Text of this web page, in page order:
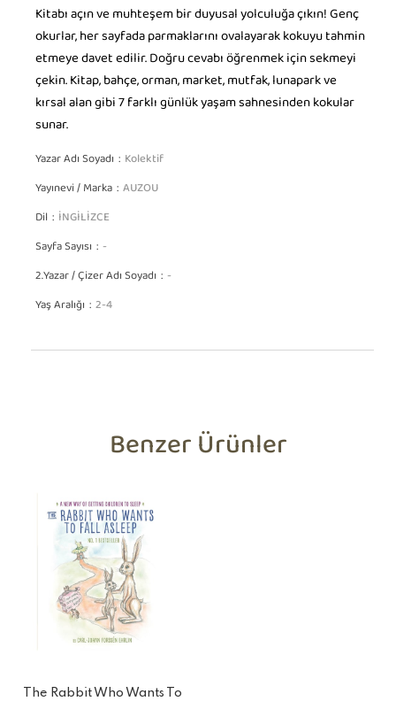
Kitabı açın ve muhteşem bir duyusal yolculuğa çıkın! Genç
okurlar, her sayfada parmaklarını ovalayarak kokuyu tahmin
etmeye davet edilir. Doğru cevabı öğrenmek için sekmeyi
çekin. Kitap, bahçe, orman, market, mutfak, lunapark ve
kırsal alan gibi 7 farklı günlük yaşam sahnesinden kokular
sunar.
Yazar Adı Soyadı Kolektif
Yayınevi / Marka AUZOU
Dil İNGİLİZCE
Sayfa Sayısı -
2.Yazar / Çizer Adı Soyadı -
Yaş Aralığı 2-4
Benzer Ürünler
The Rabbit Who Wants To